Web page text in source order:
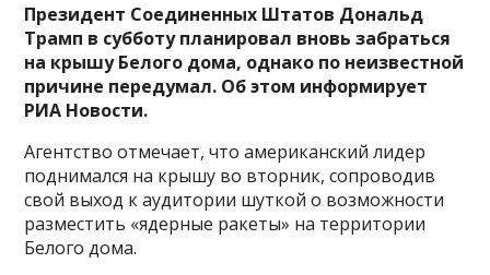
Президент Соединенных Штатов Дональд
Трамп в субботу планировал вновь забраться
на крышу Белого дома, однако по неизвестной
причине передумал. Об этом информирует
РИА Новости.
Агентство отмечает, чтоамериканский лидер
поднимался на крышу во вторник, сопроводив
свой выход к аудитории шуткой о возможности
разместить «ядерные ракеты» на территории
Белого дома.